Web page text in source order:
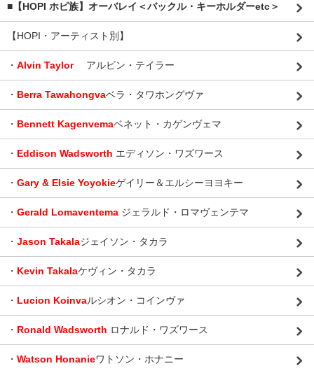
■【HOPI ホピ族】オーバレイ＜バックル・キーホルダーetc＞
【HOPI・アーティスト別】
・ Alvin Taylor アルビン・テイラー
・ Berra Tawahongvaベラ・タワホングヴァ
・ Bennett Kagenvemaベネット・カゲンヴェマ
・ Eddison Wadsworth エディソン・ワズワース
・ Gary & Elsie Yoyokieゲイリー＆エルシーヨヨキー
・ Gerald Lomaventema ジェラルド・ロマヴェンテマ
・ Jason Takalaジェイソン・タカラ
・ Kevin Takalaケヴィン・タカラ
・ Lucion Koinvaルシオン・コインヴァ
・ Ronald Wadsworth ロナルド・ワズワース
・ Watson Honanieワトソン・ホナニー